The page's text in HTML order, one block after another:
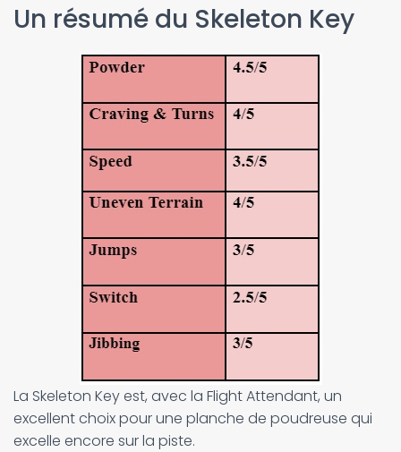
Un résumé du Skeleton Key
La Skeleton Key est, avec la Flight Attendant, un
excellent choix pour une planche de poudreuse qui
excelle encore sur la piste.